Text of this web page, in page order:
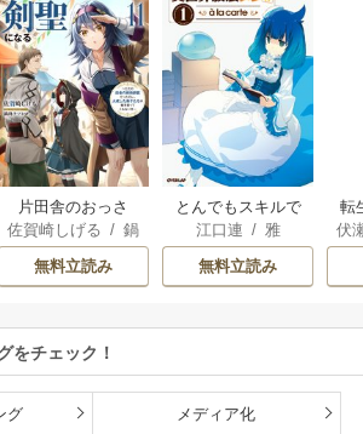
片田舎のおっさ
ん、剣聖になる
～ただの田舎の剣
術師範だったの
たちが俺を放って
くれない件～
佐賀崎しげる /鍋
島テツヒロ
無料立読み
とんでもスキルで
異世界放浪メシ
江口連 / 雅
無料立読み
転
伏
をチェック！
グ メディア化